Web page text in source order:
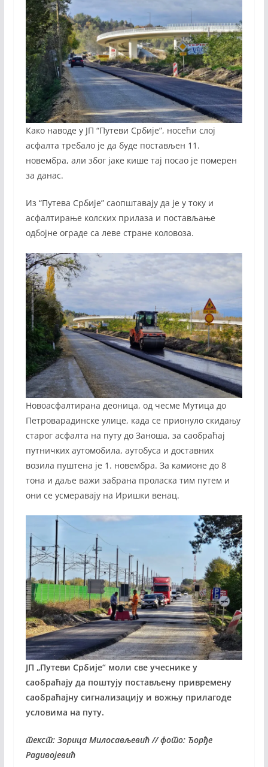
Како наводе у ЈП “Путеви Србије”, носећи слој
асфалта требало је да буде постављен 11.
новембра, али због јаке кише тај посао је померен
за данас.
Из “Путева Србије” саопштавају да је у току и
асфалтирање колских прилаза и постављање
одбојне ограде са леве стране коловоза.
Новоасфалтирана деоница, од чесме Мутица до
Петроварадинске улице, када се прионуло скидању
старог асфалта на путу до Заноша, за саобраћај
путничких аутомобила, аутобуса и доставних
возила пуштена је 1. новембра. За камионе до 8
тона и даље важи забрана проласка тим путем и
они се усмеравају на Иришки венац.
ЈП „Путеви Србије“ моли све учеснике у
саобраћају да поштују постављену привремену
саобраћајну сигнализацију и вожњу прилагоде
условима на путу.
текст: Зорица Милосављевић // фото: Ђорђе
Радивојевић